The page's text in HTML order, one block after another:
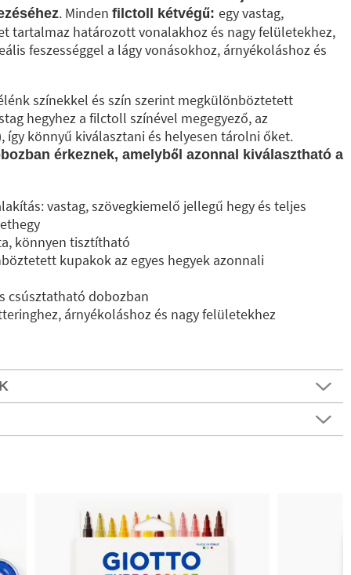
. Minden filctoll kétvégű: egy vastag,
tartalmaz határozott vonalakhoz és nagy felületekhez,
feszességgel a lágy vonásokhoz, árnyékoláshoz és
színekkel és szín szerint megkülönböztetett
hegyhez a filctoll színével megegyező, az
így könnyű kiválasztani és helyesen tárolni őket.
érkeznek, amelyből azonnal kiválasztható a
vastag, szövegkiemelő jellegű hegy és teljes
könnyen tisztítható
kupakok az egyes hegyek azonnali
csúsztatható dobozban
árnyékoláshoz és nagy felületekhez